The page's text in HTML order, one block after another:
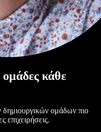
κάθε
ομάδων πιο
επιχειρήσεις.